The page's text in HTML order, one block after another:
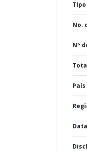
No.
Nº
País